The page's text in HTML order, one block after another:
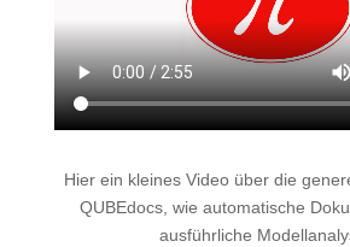
Hier ein kleines Video über die
QUBEdocs, wie automatische
ausführliche